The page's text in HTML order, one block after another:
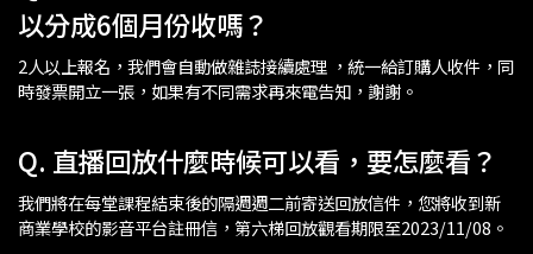
以分成6個月份收嗎？
2人以上報名，我們會自動做雜誌接續處理 ，統一給訂購人收件，同
時發票開立一張，如果有不同需求再來電告知，謝謝。
Q. 直播回放什麼時候可以看，要怎麼看？
我們將在每堂課程結束後的隔週週二前寄送回放信件，您將收到新
商業學校的影音平台註冊信，第六梯回放觀看期限至2023/11/08。